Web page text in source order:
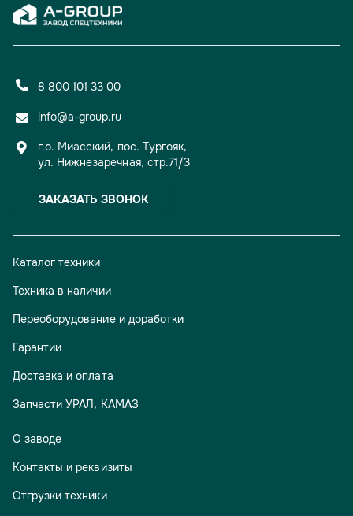
Каталог техники
Техника в наличии
Переоборудование и доработки
Гарантии
Доставка и оплата
Запчасти УРАЛ, КАМАЗ
О заводе
Контакты и реквизиты
Отгрузки техники
8 800 101 33 00
info@a-group.ru
г.о. Миасский, пос. Тургояк,
ул. Нижнезаречная, стр.71/3
ЗАКАЗАТЬ ЗВОНОК